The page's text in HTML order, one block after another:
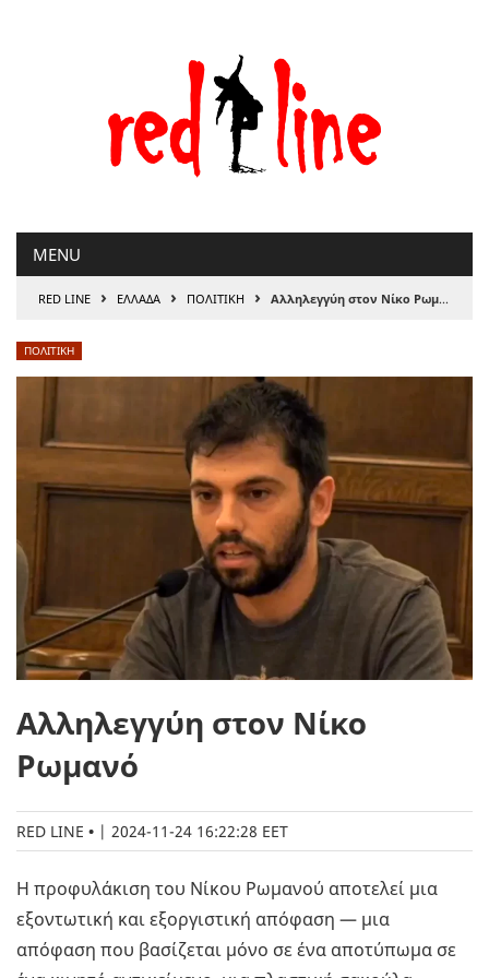
MENU
RED LINE › ΕΛΛΑΔΑ › ΠΟΛΙΤΙΚΗ › Αλληλεγγύη στον Νίκο Ρωμανό
ΠΟΛΙΤΙΚΗ
Αλληλεγγύη στον Νίκο
Ρωμανό
RED LINE | 2024-11-24 16:22:28 EET
Η προφυλάκιση του Νίκου Ρωμανού αποτελεί μια
εξοντωτική και εξοργιστική απόφαση — μια
απόφαση που βασίζεται μόνο σε ένα αποτύπωμα σε